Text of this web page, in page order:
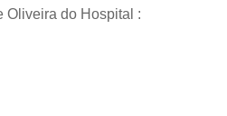
Oliveira do Hospital :